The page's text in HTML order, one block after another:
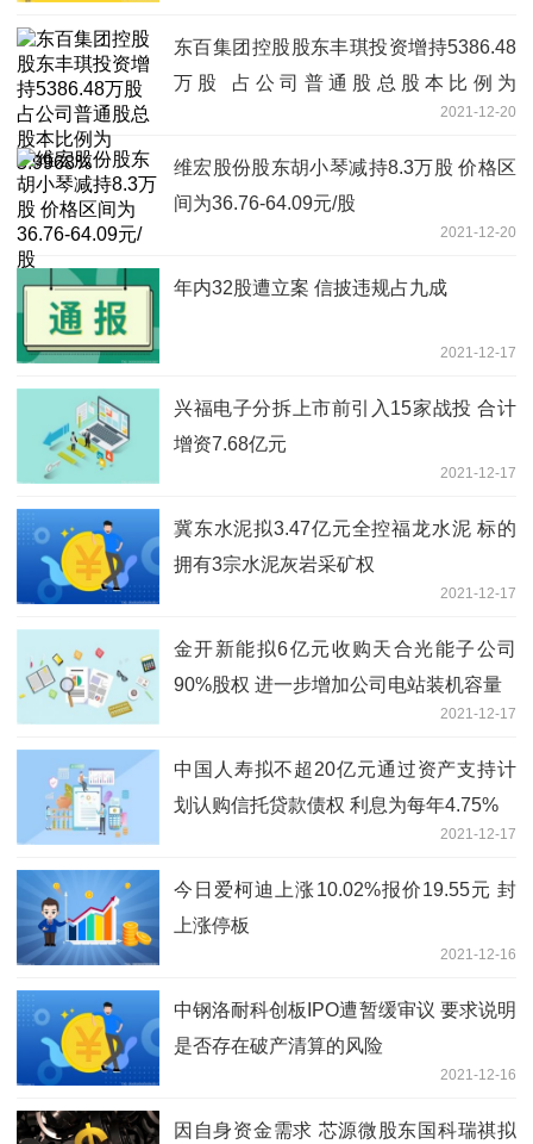
东百集团控股股东丰琪投资增持5386.48
万股 占公司普通股总股本比例为
2021-12-20
维宏股份股东胡小琴减持8.3万股 价格区
间为36.76-64.09元/股
2021-12-20
年内32股遭立案 信披违规占九成
2021-12-17
兴福电子分拆上市前引入15家战投 合计
增资7.68亿元
2021-12-17
冀东水泥拟3.47亿元全控福龙水泥 标的
拥有3宗水泥灰岩采矿权
2021-12-17
金开新能拟6亿元收购天合光能子公司
90%股权 进一步增加公司电站装机容量
2021-12-17
中国人寿拟不超20亿元通过资产支持计
划认购信托贷款债权 利息为每年4.75%
2021-12-17
今日爱柯迪上涨10.02%报价19.55元 封
上涨停板
2021-12-16
中钢洛耐科创板IPO遭暂缓审议 要求说明
是否存在破产清算的风险
2021-12-16
因自身资金需求 芯源微股东国科瑞祺拟